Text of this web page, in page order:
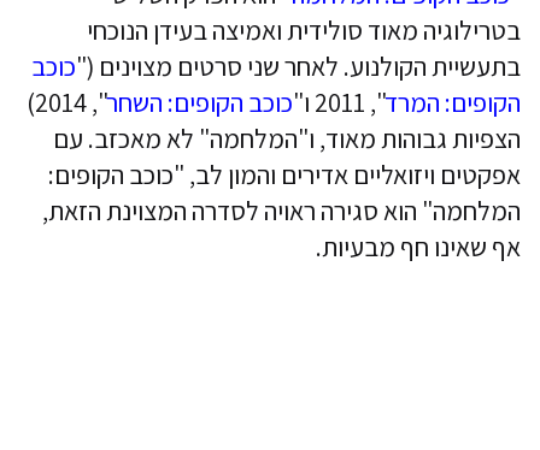
בטרילוגיה מאוד סולידית ואמיצה בעידן הנוכחי
בתעשיית הקולנוע. לאחר שני סרטים מצוינים ("כוכב
הקופים: המרד", 2011 ו" כוכב הקופים: השחר
", 2014)
הצפיות גבוהות מאוד, ו"המלחמה" לא מאכזב. עם
אפקטים ויזואליים אדירים והמון לב, "כוכב הקופים:
המלחמה" הוא סגירה ראויה לסדרה המצוינת הזאת,
אף שאינו חף מבעיות.